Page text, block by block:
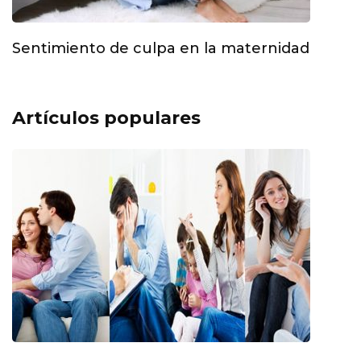
Sentimiento de culpa en la maternidad
Artículos populares